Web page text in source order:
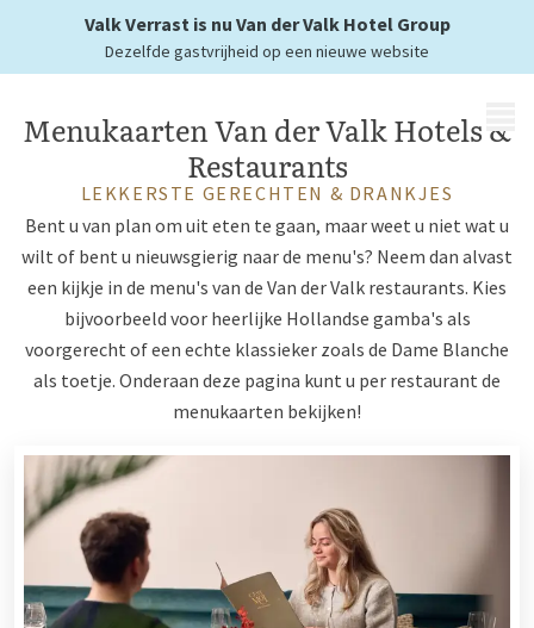
Valk Verrast is nu Van der Valk Hotel Group
Dezelfde gastvrijheid op een nieuwe website
van onze restaurants
Menukaarten Van der Valk Hotels &
Restaurants
LEKKERSTE GERECHTEN & DRANKJES
Bent u van plan om uit eten te gaan, maar weet u niet wat u
wilt of bent u nieuwsgierig naar de menu's? Neem dan alvast
een kijkje in de menu's van de Van der Valk restaurants. Kies
bijvoorbeeld voor heerlijke Hollandse gamba's als
voorgerecht of een echte klassieker zoals de Dame Blanche
als toetje. Onderaan deze pagina kunt u per restaurant de
menukaarten bekijken!